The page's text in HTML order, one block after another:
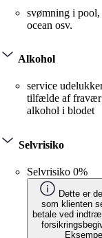
svømning i pool,
ocean osv.
Alkohol
service
tilfælde af
alkohol i blodet
Selvrisiko
Selvrisiko 0%
Dette er
som klienten
betale ved